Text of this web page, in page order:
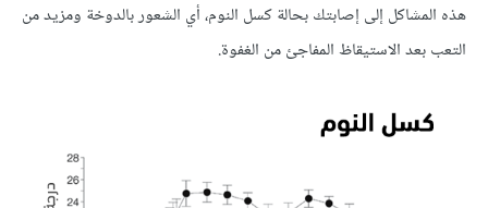
هذه المشاكل إلى إصابتك بحالة كسل النوم، أي الشعور بالدوخة ومزيد من
التعب بعد الاستيقاظ المفاجئ من الغفوة.